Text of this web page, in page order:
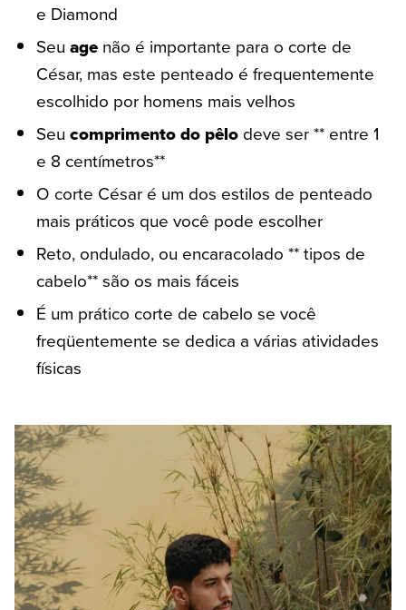
e Diamond
Seu age não é importante para o corte de
César, mas este penteado é frequentemente
escolhido por homens mais velhos
Seu comprimento do pêlo deve ser ** entre 1
e 8 centímetros**
O corte César é um dos estilos de penteado
mais práticos que você pode escolher
Reto, ondulado, ou encaracolado ** tipos de
cabelo** são os mais fáceis
É um prático corte de cabelo se você
freqüentemente se dedica a várias atividades
físicas